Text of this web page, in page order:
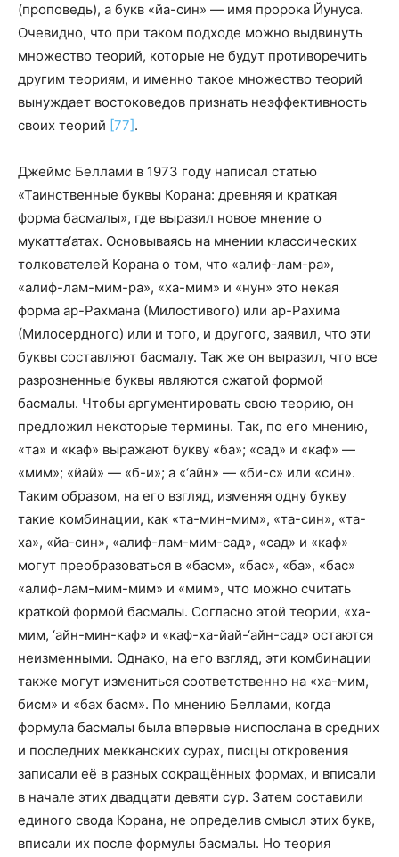
(проповедь), а букв «йа-син» — имя пророка Йунуса.
Очевидно, что при таком подходе можно выдвинуть
множество теорий, которые не будут противоречить
другим теориям, и именно такое множество теорий
вынуждает востоковедов признать неэффективность
своих теорий [77].
Джеймс Беллами в 1973 году написал статью
«Таинственные буквы Корана: древняя и краткая
форма басмалы», где выразил новое мнение о
мукатта‘атах. Основываясь на мнении классических
толкователей Корана о том, что «алиф-лам-ра»,
«алиф-лам-мим-ра», «ха-мим» и «нун» это некая
форма ар-Рахмана (Милостивого) или ар-Рахима
(Милосердного) или и того, и другого, заявил, что эти
буквы составляют басмалу. Так же он выразил, что все
разрозненные буквы являются сжатой формой
басмалы. Чтобы аргументировать свою теорию, он
предложил некоторые термины. Так, по его мнению,
«та» и «каф» выражают букву «ба»; «сад» и «каф» —
«мим»; «йай» — «б-и»; а «‘айн» — «би-с» или «син».
Таким образом, на его взгляд, изменяя одну букву
такие комбинации, как «та-мин-мим», «та-син», «та-
ха», «йа-син», «алиф-лам-мим-сад», «сад» и «каф»
могут преобразоваться в «басм», «бас», «ба», «бас»
«алиф-лам-мим-мим» и «мим», что можно считать
краткой формой басмалы. Согласно этой теории, «ха-
мим, ‘айн-мин-каф» и «каф-ха-йай-‘айн-сад» остаются
неизменными. Однако, на его взгляд, эти комбинации
также могут измениться соответственно на «ха-мим,
бисм» и «бах басм». По мнению Беллами, когда
формула басмалы была впервые ниспослана в средних
и последних мекканских сурах, писцы откровения
записали её в разных сокращённых формах, и вписали
в начале этих двадцати девяти сур. Затем составили
единого свода Корана, не определив смысл этих букв,
вписали их после формулы басмалы. Но теория